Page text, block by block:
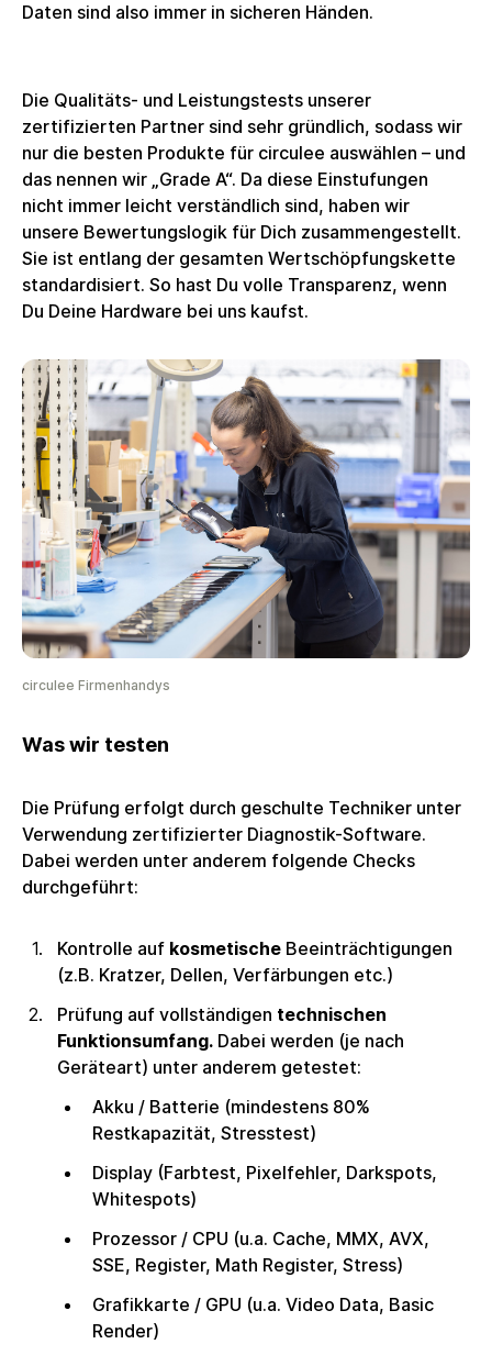
Daten sind also immer in sicheren Händen.
Die Qualitäts- und Leistungstests unserer
zertifizierten Partner sind sehr gründlich, sodass wir
nur die besten Produkte für circulee auswählen – und
das nennen wir „Grade A“. Da diese Einstufungen
nicht immer leicht verständlich sind, haben wir
unsere Bewertungslogik für Dich zusammengestellt.
Sie ist entlang der gesamten Wertschöpfungskette
standardisiert. So hast Du volle Transparenz, wenn
Du Deine Hardware bei uns kaufst.
circulee Firmenhandys
Was wir testen
Die Prüfung erfolgt durch geschulte Techniker unter
Verwendung zertifizierter Diagnostik-Software.
Dabei werden unter anderem folgende Checks
durchgeführt:
Kontrolle auf kosmetische Beeinträchtigungen
(z.B. Kratzer, Dellen, Verfärbungen etc.)
Prüfung auf vollständigen technischen
Funktionsumfang. Dabei werden (je nach
Geräteart) unter anderem getestet:
Akku / Batterie (mindestens 80%
Restkapazität, Stresstest)
Display (Farbtest, Pixelfehler, Darkspots,
Whitespots)
Prozessor / CPU (u.a. Cache, MMX, AVX,
SSE, Register, Math Register, Stress)
Grafikkarte / GPU (u.a. Video Data, Basic
Render)